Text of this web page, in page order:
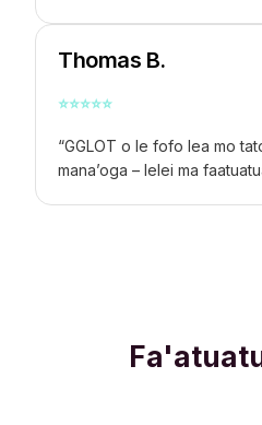
Thomas B.
⭐⭐⭐⭐⭐
“GGLOT o le fofo lea mo
mana’oga – lelei ma